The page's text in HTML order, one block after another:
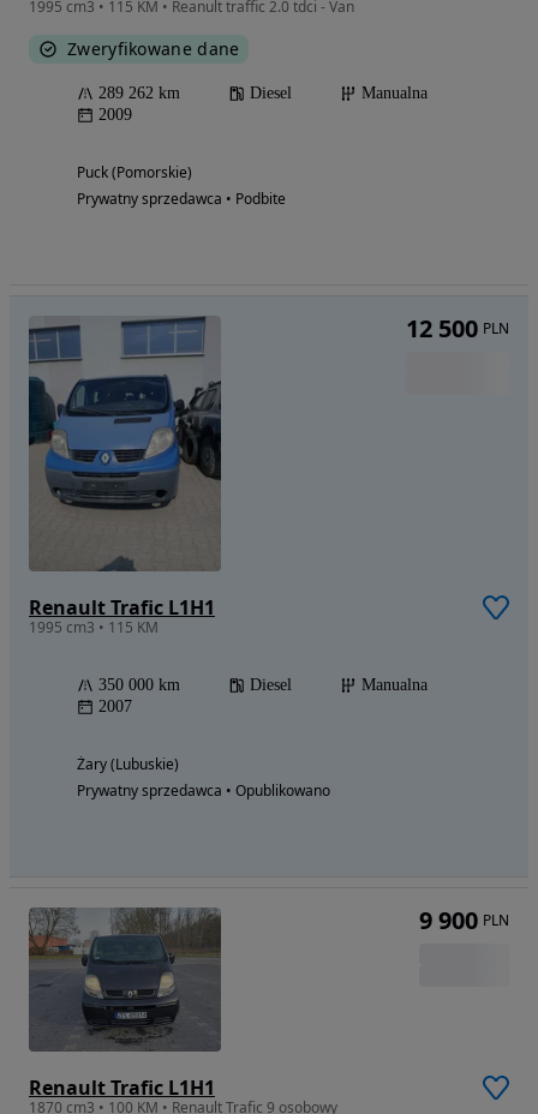
1995 cm3 • 115 KM • Reanult traffic 2.0 tdci - Van
Zweryfikowane dane
289 262 km Diesel
Manualna
2009
Puck (Pomorskie)
Prywatny sprzedawca • Podbite
Renault Trafic L1H1
1995 cm3 • 115 KM
350 000 km Diesel
Manualna
2007
Żary (Lubuskie)
Prywatny sprzedawca • Opublikowano
12 500 PLN
Renault Trafic L1H1
1870 cm3 • 100 KM • Renault Trafic 9 osobowy
9 900 PLN